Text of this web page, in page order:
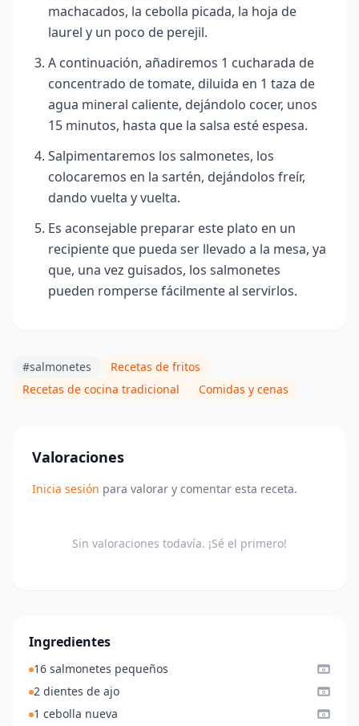
machacados, la cebolla picada, la hoja de
laurel y un poco de perejil.
A continuación, añadiremos 1 cucharada de
concentrado de tomate, diluida en 1 taza de
agua mineral caliente, dejándolo cocer, unos
15 minutos, hasta que la salsa esté espesa.
Salpimentaremos los salmonetes, los
colocaremos en la sartén, dejándolos freír,
dando vuelta y vuelta.
Es aconsejable preparar este plato en un
recipiente que pueda ser llevado a la mesa, ya
que, una vez guisados, los salmonetes
pueden romperse fácilmente al servirlos.
#salmonetes
Recetas de fritos
Recetas de cocina tradicional
Comidas y cenas
Valoraciones
Inicia sesión para valorar y comentar esta receta.
Sin valoraciones todavía. ¡Sé el primero!
Ingredientes
16 salmonetes pequeños
2 dientes de ajo
1 cebolla nueva